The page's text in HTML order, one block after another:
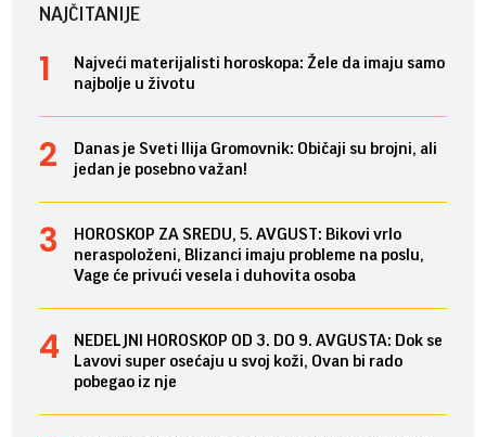
NAJČITANIJE
Najveći materijalisti horoskopa: Žele da imaju samo
najbolje u životu
Danas je Sveti Ilija Gromovnik: Običaji su brojni, ali
jedan je posebno važan!
HOROSKOP ZA SREDU, 5. AVGUST: Bikovi vrlo
neraspoloženi, Blizanci imaju probleme na poslu,
Vage će privući vesela i duhovita osoba
NEDELJNI HOROSKOP OD 3. DO 9. AVGUSTA: Dok se
Lavovi super osećaju u svoj koži, Ovan bi rado
pobegao iz nje